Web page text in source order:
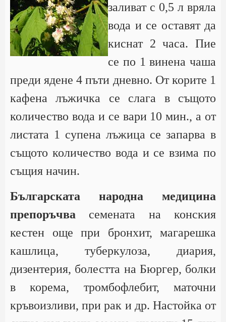
заливат с 0,5 л вряла
вода и се оставят да
киснат 2 часа. Пие
се по 1 винена чаша
преди ядене 4 пъти дневно. От корите 1
кафена лъжичка се слага в същото
количество вода и се вари 10 мин., а от
листата 1 супена лъжица се запарва в
същото количество вода и се взима по
същия начин.
Българската народна медицина
препоръчва семената на конския
кестен още при бронхит, магарешка
кашлица, туберкулоза, диария,
дизентерия, болестта на Бюргер, болки
в корема, тромбофлебит, маточни
кръвоизливи, при рак и др. Настойка от